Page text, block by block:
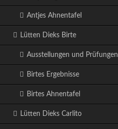
Antjes Ahnentafel
Lütten Dieks Birte
Ausstellungen und Prüfungen
Birtes Ergebnisse
Birtes Ahnentafel
Lütten Dieks Carlito